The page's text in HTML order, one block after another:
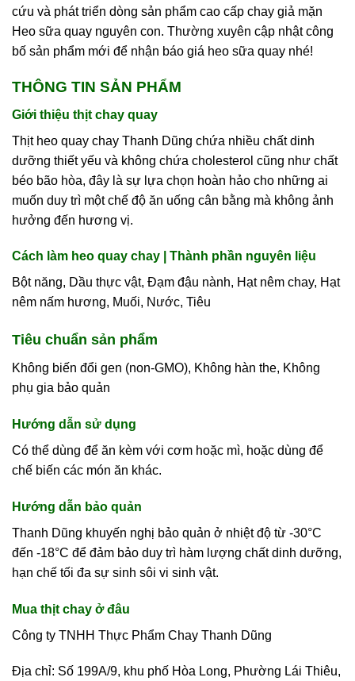
cứu và phát triển dòng sản phẩm cao cấp chay giả mặn
Heo sữa quay nguyên con. Thường xuyên cập nhật công
bố sản phẩm mới để nhận báo giá heo sữa quay nhé!
THÔNG TIN SẢN PHẨM
Giới thiệu thịt chay quay
Thịt heo quay chay Thanh Dũng chứa nhiều chất dinh
dưỡng thiết yếu và không chứa cholesterol cũng như chất
béo bão hòa, đây là sự lựa chọn hoàn hảo cho những ai
muốn duy trì một chế độ ăn uống cân bằng mà không ảnh
hưởng đến hương vị.
Cách làm heo quay chay | Thành phần nguyên liệu
Bột năng, Dầu thực vật, Đạm đậu nành, Hạt nêm chay, Hạt
nêm nấm hương, Muối, Nước, Tiêu
Tiêu chuẩn sản phẩm
Không biến đổi gen (non-GMO), Không hàn the, Không
phụ gia bảo quản
Hướng dẫn sử dụng
Có thể dùng để ăn kèm với cơm hoặc mì, hoặc dùng để
chế biến các món ăn khác.
Hướng dẫn bảo quản
Thanh Dũng khuyến nghị bảo quản ở nhiệt độ từ -30°C
đến -18°C để đảm bảo duy trì hàm lượng chất dinh dưỡng,
hạn chế tối đa sự sinh sôi vi sinh vật.
Mua thịt chay ở đâu
Công ty TNHH Thực Phẩm Chay Thanh Dũng
Địa chỉ: Số 199A/9, khu phố Hòa Long, Phường Lái Thiêu,